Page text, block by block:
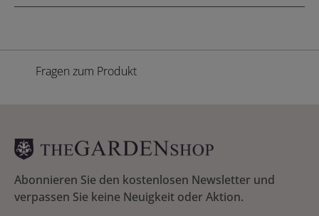
Fragen zum Produkt
Abonnieren Sie den kostenlosen Newsletter und
verpassen Sie keine Neuigkeit oder Aktion.